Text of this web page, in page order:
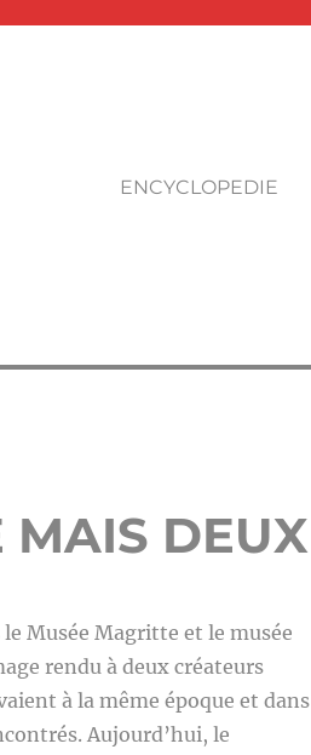
ENCYCLOPEDIE
MAIS DEUX
Musée Magritte et le musée
rendu à deux créateurs
à la même époque et dans
Aujourd’hui, le